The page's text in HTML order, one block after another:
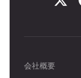
会社概要